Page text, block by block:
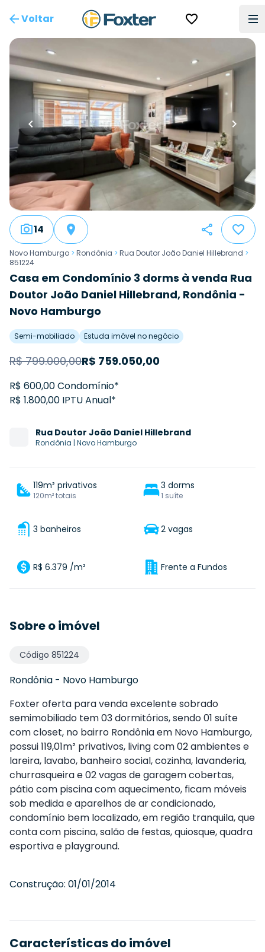
Voltar
14
Novo Hamburgo > Rondônia > Rua Doutor João Daniel Hillebrand >
851224
Casa em Condomínio 3 dorms à venda Rua
Doutor João Daniel Hillebrand, Rondônia -
Novo Hamburgo
Semi-mobiliado Estuda imóvel no negócio
R$799.000,00R$ 759.050,00
R$ 600,00 Condomínio*
R$ 1.800,00 IPTU Anual*
Rua Doutor João Daniel Hillebrand
Rondônia | Novo Hamburgo
119m² privativos
120m² totais
3 dorms
1 suíte
3 banheiros 2 vagas
R$ 6.379 /m² Frente a Fundos
Sobre o imóvel
Código 851224
Rondônia - Novo Hamburgo
Foxter oferta para venda excelente sobrado
semimobiliado tem 03 dormitórios, sendo 01 suíte
com closet, no bairro Rondônia em Novo Hamburgo,
possui 119,01m² privativos, living com 02 ambientes e
lareira, lavabo, banheiro social, cozinha, lavanderia,
churrasqueira e 02 vagas de garagem cobertas,
pátio com piscina com aquecimento, ficam móveis
sob medida e aparelhos de ar condicionado,
condomínio bem localizado, em região tranquila, que
conta com piscina, salão de festas, quiosque, quadra
esportiva e playground.
Construção: 01/01/2014
Características do imóvel